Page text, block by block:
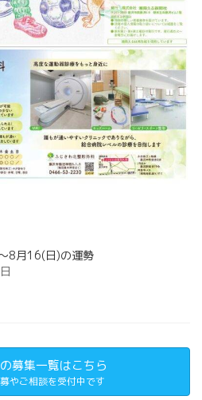
8月16(日)の運勢
募集一覧はこちら
やご相談を受付中です